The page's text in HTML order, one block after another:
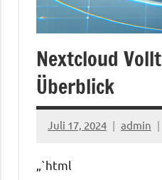
Nextcloud
Überblick
Juli 17, 2024 admin
„`html